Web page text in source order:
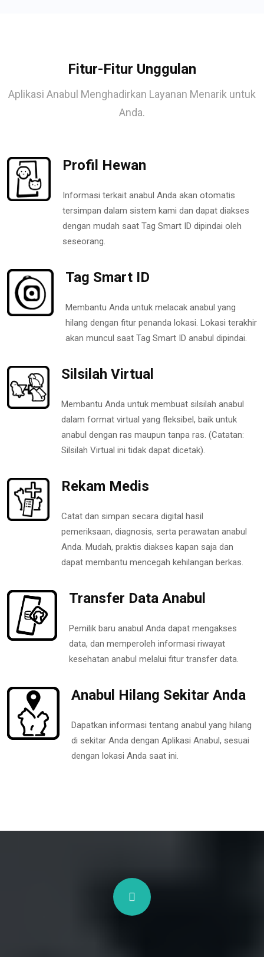
Fitur-Fitur Unggulan
Aplikasi Anabul Menghadirkan Layanan Menarik untuk
Anda.
Profil Hewan
Informasi terkait anabul Anda akan otomatis
tersimpan dalam sistem kami dan dapat diakses
dengan mudah saat Tag Smart ID dipindai oleh
seseorang.
Tag Smart ID
Membantu Anda untuk melacak anabul yang
hilang dengan fitur penanda lokasi. Lokasi terakhir
akan muncul saat Tag Smart ID anabul dipindai.
Silsilah Virtual
Membantu Anda untuk membuat silsilah anabul
dalam format virtual yang fleksibel, baik untuk
anabul dengan ras maupun tanpa ras. (Catatan:
Silsilah Virtual ini tidak dapat dicetak).
Rekam Medis
Catat dan simpan secara digital hasil
pemeriksaan, diagnosis, serta perawatan anabul
Anda. Mudah, praktis diakses kapan saja dan
dapat membantu mencegah kehilangan berkas.
Transfer Data Anabul
Pemilik baru anabul Anda dapat mengakses
data, dan memperoleh informasi riwayat
kesehatan anabul melalui fitur transfer data.
Anabul Hilang Sekitar Anda
Dapatkan informasi tentang anabul yang hilang
di sekitar Anda dengan Aplikasi Anabul, sesuai
dengan lokasi Anda saat ini.